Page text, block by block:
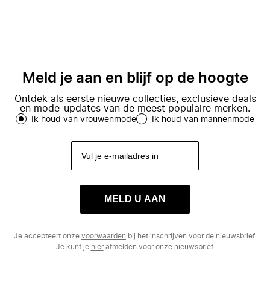
Meld je aan en blijf op de hoogte
Ontdek als eerste nieuwe collecties, exclusieve deals
en mode-updates van de meest populaire merken.
Ik houd van vrouwenmode Ik houd van mannenmode
MELD U AAN
Je accepteert onze voorwaarden bij het inschrijven voor de nieuwsbrief.
Je kunt je hierafmelden voor onze nieuwsbrief.